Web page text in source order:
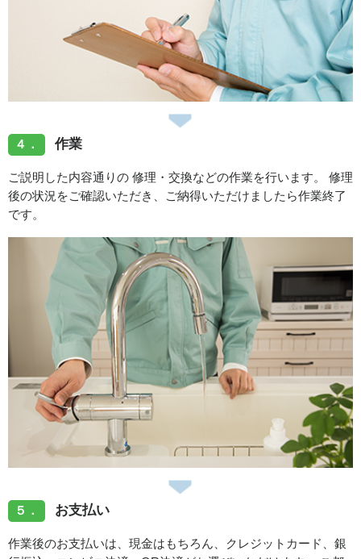
４． 作業
ご説明した内容通りの 修理・交換などの作業を行います。 修理
後の状況をご確認いただき、ご納得いただけましたら作業終了
です。
５． お支払い
作業後のお支払いは、現金はもちろん、クレジットカード、銀